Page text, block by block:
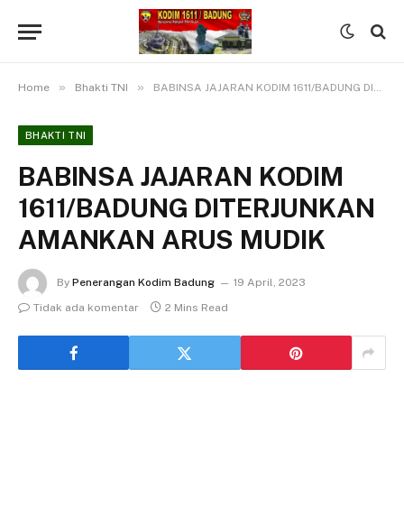
Home » Bhakti TNI » BABINSA JAJARAN KODIM 1611/BADUNG DITERJUNKAN AMANKAN ARUS MUDIK
BHAKTI TNI
BABINSA JAJARAN KODIM
1611/BADUNG DITERJUNKAN
AMANKAN ARUS MUDIK
By Penerangan Kodim Badung
19 April, 2023
Tidak ada komentar
2 Mins Read